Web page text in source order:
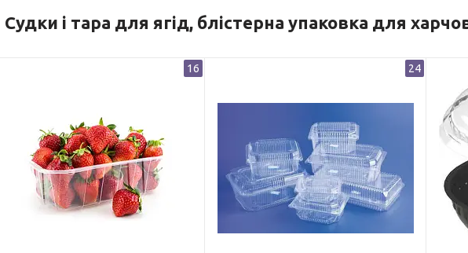
Судки і тара для ягід, блістерна упаковка для
16 24